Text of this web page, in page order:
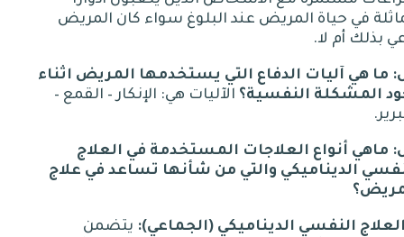
في حياة المريض عند البلوغ سواء كان المريض
بذلك أم لا.
: ما هي آليات الدفاع التي يستخدمها المريض اثناء
المشكلة النفسية؟ الآليات هي: الإنكار– القمع –
.
: ماهي أنواع العلاجات المستخدمة في العلاج
الديناميكي والتي من شأنها تساعد في علاج
النفسي الديناميكي (الجماعي): يتضمن